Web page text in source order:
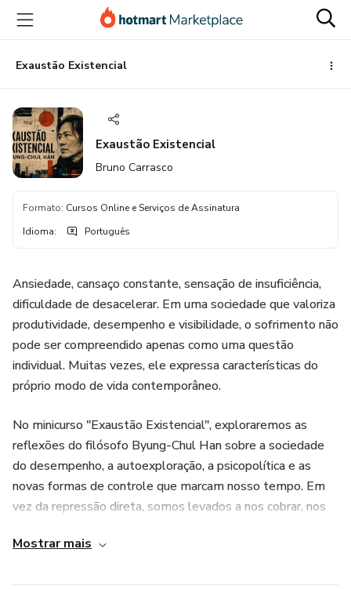
para
conteúdo
principal
para
pagamento
para
rodapé
Exaustão Existencial
Exaustão Existencial
Bruno Carrasco
Formato: Cursos Online e Serviços de Assinatura
Idioma: Português
Ansiedade, cansaço constante, sensação de insuficiência,
dificuldade de desacelerar. Em uma sociedade que valoriza
produtividade, desempenho e visibilidade, o sofrimento não
pode ser compreendido apenas como uma questão
individual. Muitas vezes, ele expressa características do
próprio modo de vida contemporâneo.
No minicurso "Exaustão Existencial", exploraremos as
reflexões do filósofo Byung-Chul Han sobre a sociedade
do desempenho, a autoexploração, a psicopolítica e as
novas formas de controle que marcam nosso tempo. Em
vez da repressão direta, somos levados a nos cobrar, nos
Mostrar mais